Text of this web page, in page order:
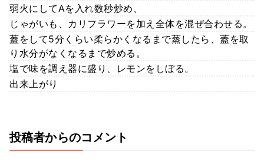
弱火にしてAを入れ数秒炒め、
じゃがいも、カリフラワーを加え全体を混ぜ合わせる。
蓋をして5分くらい柔らかくなるまで蒸したら、蓋を取
り水分がなくなるまで炒める。
塩で味を調え器に盛り、レモンをしぼる。
出来上がり
投稿者からのコメント